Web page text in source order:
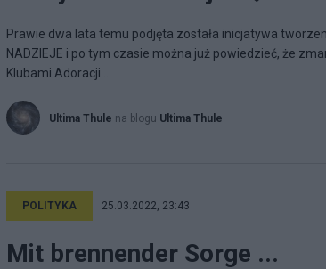
Prawie dwa lata temu podjęta została inicjatywa
NADZIEJE i po tym czasie można już powiedzieć, że
Klubami Adoracji...
Ultima Thule na blogu Ultima Thule
POLITYKA 25.03.2022, 23:43
Mit brennender Sorge ...